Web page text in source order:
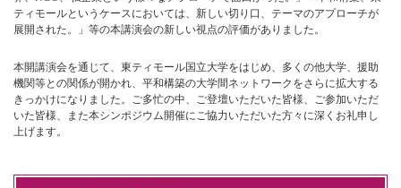
ティモールというケースにおいては、新しい切り口、テーマのアプローチが
展開された。」等の本講演会の新しい視点の評価がありました。
本開講演会を通じて、東ティモール国立大学をはじめ、多くの他大学、援助
機関等との関係が開かれ、平和構築の大学間ネットワークをさらに拡大する
きっかけになりました。ご多忙の中、ご登壇いただいた皆様、ご参加いただ
いた皆様、また本シンポジウム開催にご協力いただいた方々に深くお礼申し
上げます。